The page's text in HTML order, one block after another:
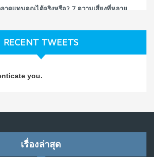
ลาดแทนคุณได้จริงหรือ? 7 ความเสี่ยงที่หลาย
อาจารย์บอม
จุดเริ่มต้นของ “ขบวนการประท้วงดิจิทัล” ครั้งใหม่
RECENT TWEETS
you.
เรื่องล่าสุด